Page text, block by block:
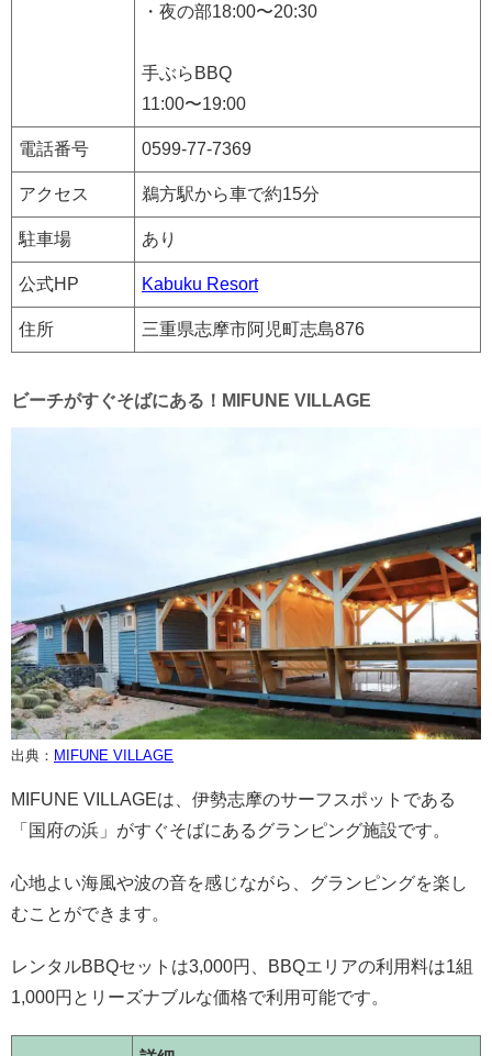
・夜の部18:00〜20:30
手ぶらBBQ
11:00〜19:00
電話番号 0599-77-7369
アクセス 鵜方駅から車で約15分
駐車場 あり
公式HP Kabuku Resort
住所 三重県志摩市阿児町志島876
ビーチがすぐそばにある！MIFUNE VILLAGE
出典： MIFUNE VILLAGE
MIFUNE VILLAGEは、伊勢志摩のサーフスポットである
「国府の浜」がすぐそばにあるグランピング施設です。
心地よい海風や波の音を感じながら、グランピングを楽し
むことができます。
レンタルBBQセットは3,000円、BBQエリアの利用料は1組
1,000円とリーズナブルな価格で利用可能です。